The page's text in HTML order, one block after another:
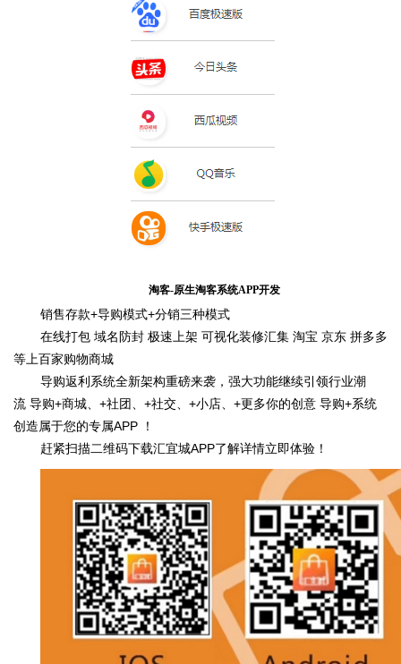
淘客-原生淘客系统APP开发
销售存款+导购模式+分销三种模式
在线打包 域名防封 极速上架 可视化装修汇集 淘宝 京东 拼多多
等上百家购物商城
导购返利系统全新架构重磅来袭，强大功能继续引领行业潮
流 导购+商城、+社团、+社交、+小店、+更多你的创意 导购+系统
创造属于您的专属APP ！
赶紧扫描二维码下载汇宜城APP了解详情立即体验！